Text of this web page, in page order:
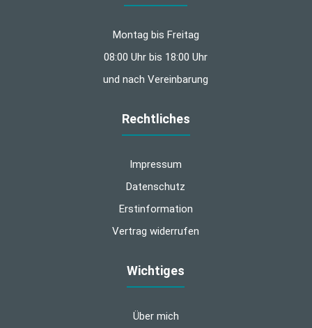
Montag bis Freitag
08:00 Uhr bis 18:00 Uhr
und nach Vereinbarung
Rechtliches
Impressum
Datenschutz
Erstinformation
Vertrag widerrufen
Wichtiges
Über mich